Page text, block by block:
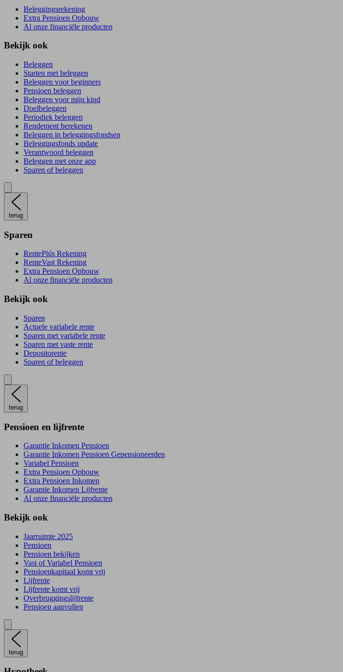
Beleggingsrekening
Extra Pensioen Opbouw
Al onze financiële producten
Bekijk ook
Beleggen
Starten met beleggen
Beleggen voor beginners
Pensioen beleggen
Beleggen voor mijn kind
Doelbeleggen
Periodiek beleggen
Rendement berekenen
Beleggen in beleggingsfondsen
Beleggingsfonds update
Verantwoord beleggen
Beleggen met onze app
Sparen of beleggen
terug
Sparen
RentePlús Rekening
RenteVast Rekening
Extra Pensioen Opbouw
Al onze financiële producten
Bekijk ook
Sparen
Actuele variabele rente
Sparen met variabele rente
Sparen met vaste rente
Depositorente
Sparen of beleggen
terug
Pensioen en lijfrente
Garantie Inkomen Pensioen
Garantie Inkomen Pensioen Gepensioneerden
Variabel Pensioen
Extra Pensioen Opbouw
Extra Pensioen Inkomen
Garantie Inkomen Lijfrente
Al onze financiële producten
Bekijk ook
Jaarruimte 2025
Pensioen
Pensioen bekijken
Vast of Variabel Pensioen
Pensioenkapitaal komt vrij
Lijfrente
Lijfrente komt vrij
Overbruggingslijfrente
Pensioen aanvullen
terug